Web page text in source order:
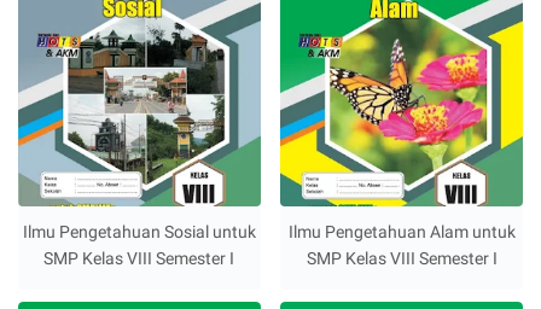
Ilmu Pengetahuan Sosial untuk
SMP Kelas VIII Semester I
Ilmu Pengetahuan Alam untuk
SMP Kelas VIII Semester I